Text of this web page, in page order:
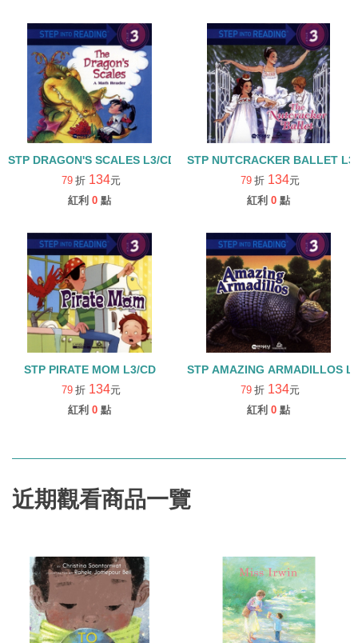
STP DRAGON'S SCALES L3/CD
79 折 134元
紅利 0 點
STP NUTCRACKER BALLET
79 折 134元
紅利 0 點
STP PIRATE MOM L3/CD
79 折 134元
紅利 0 點
STP AMAZING ARMADILLOS
79 折 134元
紅利 0 點
近期觀看商品一覽